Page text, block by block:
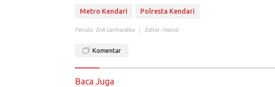
Metro Kendari Polresta Kendari
Penulis: Erik Lerihardika Editor: Hasrul
Komentar
Baca Juga